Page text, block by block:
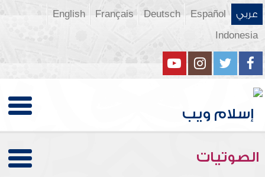
عربي Español
Deutsch
Français
English
Indonesia
الصوتيات